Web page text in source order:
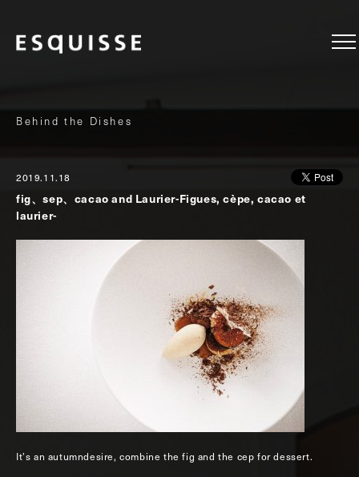
Behind the Dishes
2019.11.18
fig、sep、cacao and Laurier-Figues, cèpe, cacao et
laurier-
It’s an autumndesire, combine the fig and the cep for dessert.